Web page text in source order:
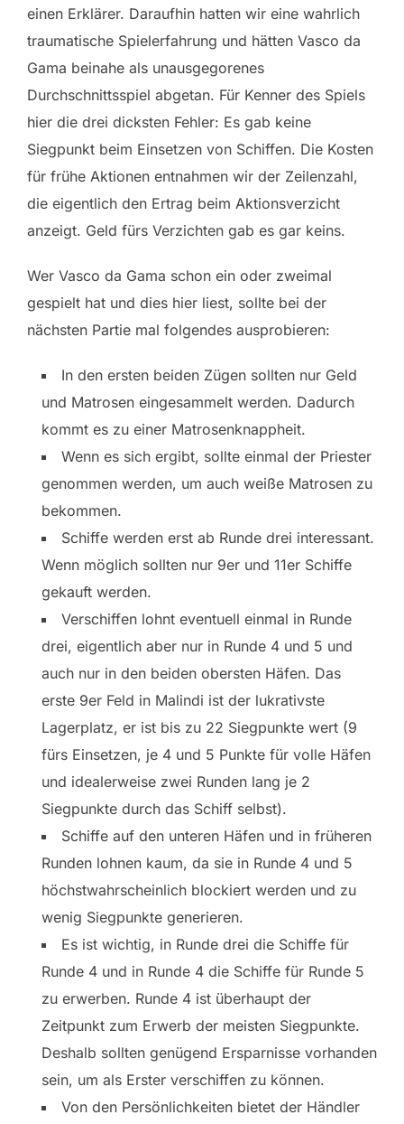
einen Erklärer. Daraufhin hatten wir eine wahrlich
traumatische Spielerfahrung und hätten Vasco da
Gama beinahe als unausgegorenes
Durchschnittsspiel abgetan. Für Kenner des Spiels
hier die drei dicksten Fehler: Es gab keine
Siegpunkt beim Einsetzen von Schiffen. Die Kosten
für frühe Aktionen entnahmen wir der Zeilenzahl,
die eigentlich den Ertrag beim Aktionsverzicht
anzeigt. Geld fürs Verzichten gab es gar keins.
Wer Vasco da Gama schon ein oder zweimal
gespielt hat und dies hier liest, sollte bei der
nächsten Partie mal folgendes ausprobieren:
In den ersten beiden Zügen sollten nur Geld
und Matrosen eingesammelt werden. Dadurch
kommt es zu einer Matrosenknappheit.
Wenn es sich ergibt, sollte einmal der Priester
genommen werden, um auch weiße Matrosen zu
bekommen.
Schiffe werden erst ab Runde drei interessant.
Wenn möglich sollten nur 9er und 11er Schiffe
gekauft werden.
Verschiffen lohnt eventuell einmal in Runde
drei, eigentlich aber nur in Runde 4 und 5 und
auch nur in den beiden obersten Häfen. Das
erste 9er Feld in Malindi ist der lukrativste
Lagerplatz, er ist bis zu 22 Siegpunkte wert (9
fürs Einsetzen, je 4 und 5 Punkte für volle Häfen
und idealerweise zwei Runden lang je 2
Siegpunkte durch das Schiff selbst).
Schiffe auf den unteren Häfen und in früheren
Runden lohnen kaum, da sie in Runde 4 und 5
höchstwahrscheinlich blockiert werden und zu
wenig Siegpunkte generieren.
Es ist wichtig, in Runde drei die Schiffe für
Runde 4 und in Runde 4 die Schiffe für Runde 5
zu erwerben. Runde 4 ist überhaupt der
Zeitpunkt zum Erwerb der meisten Siegpunkte.
Deshalb sollten genügend Ersparnisse vorhanden
sein, um als Erster verschiffen zu können.
Von den Persönlichkeiten bietet der Händler